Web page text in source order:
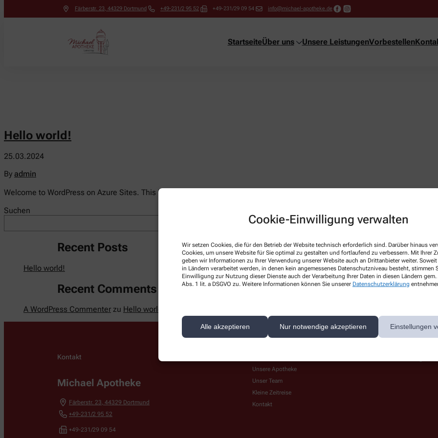
Cookie-Einwilligung verwalten
Wir setzen Cookies, die für den Betrieb der Website technisch erforderlich sind. Darüber hinaus
Cookies, um unsere Website für Sie optimal zu gestalten und fortlaufend zu verbessern. Mit Ihrer
geben wir Informationen zu Ihrer Verwendung unserer Website auch an Drittanbieter weiter. Soweit
in Ländern verarbeitet werden, in denen kein angemessenes Datenschutzniveau besteht, stimmen
Einwilligung zur Nutzung dieser Dienste auch der Verarbeitung Ihrer Daten in diesen Ländern
Abs. 1 lit. a DSGVO zu. Weitere Informationen können Sie unserer Datenschutzerklärung
Alle akzeptieren Nur notwendige akzeptieren Einstellungen
Färberstr. 23, 44329 Dortmund +49-231/2 95 52 +49-231/29 09 54 info@michael-apotheke.de
StartseiteÜber uns Unsere LeistungenVorbestellen
Hello world!
25.03.2024
By admin
Welcome to WordPress on Azure Sites. This is your first post. Edit or delete it, then start writing!
Suchen
Recent Posts
Hello world!
Recent Comments
A WordPress Commenter zu Hello world!
Kontakt
Michael Apotheke
Färberstr. 23 44329 Dortmund
+49-231/2 95 52
+49-231/29 09 54
Unsere Apotheke
Unser Team
Kleine Zeitreise
Kontakt